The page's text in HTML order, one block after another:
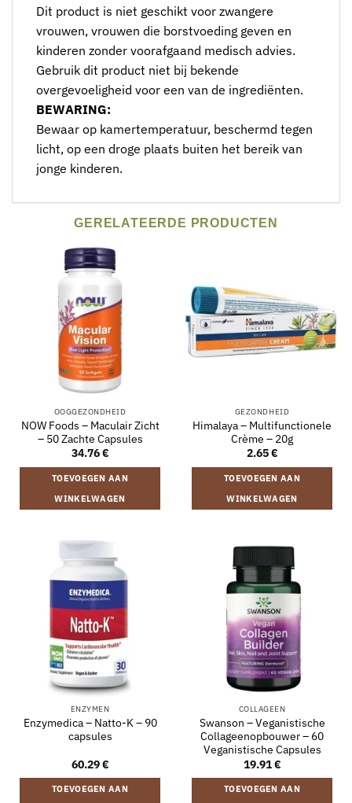
Dit product is niet geschikt voor zwangere
vrouwen, vrouwen die borstvoeding geven en
kinderen zonder voorafgaand medisch advies.
Gebruik dit product niet bij bekende
overgevoeligheid voor een van de ingrediënten.
BEWARING:
Bewaar op kamertemperatuur, beschermd tegen
licht, op een droge plaats buiten het bereik van
jonge kinderen.
GERELATEERDE PRODUCTEN
OOGGEZONDHEID
NOW Foods – Maculair Zicht
– 50 Zachte Capsules
34.76€
TOEVOEGEN AAN
WINKELWAGEN
GEZONDHEID
Himalaya – Multifunctionele
Crème – 20g
2.65€
TOEVOEGEN AAN
WINKELWAGEN
ENZYMEN
Enzymedica – Natto-K – 90
capsules
60.29€
TOEVOEGEN AAN
COLLAGEEN
Swanson – Veganistische
Collageenopbouwer – 60
Veganistische Capsules
19.91€
TOEVOEGEN AAN